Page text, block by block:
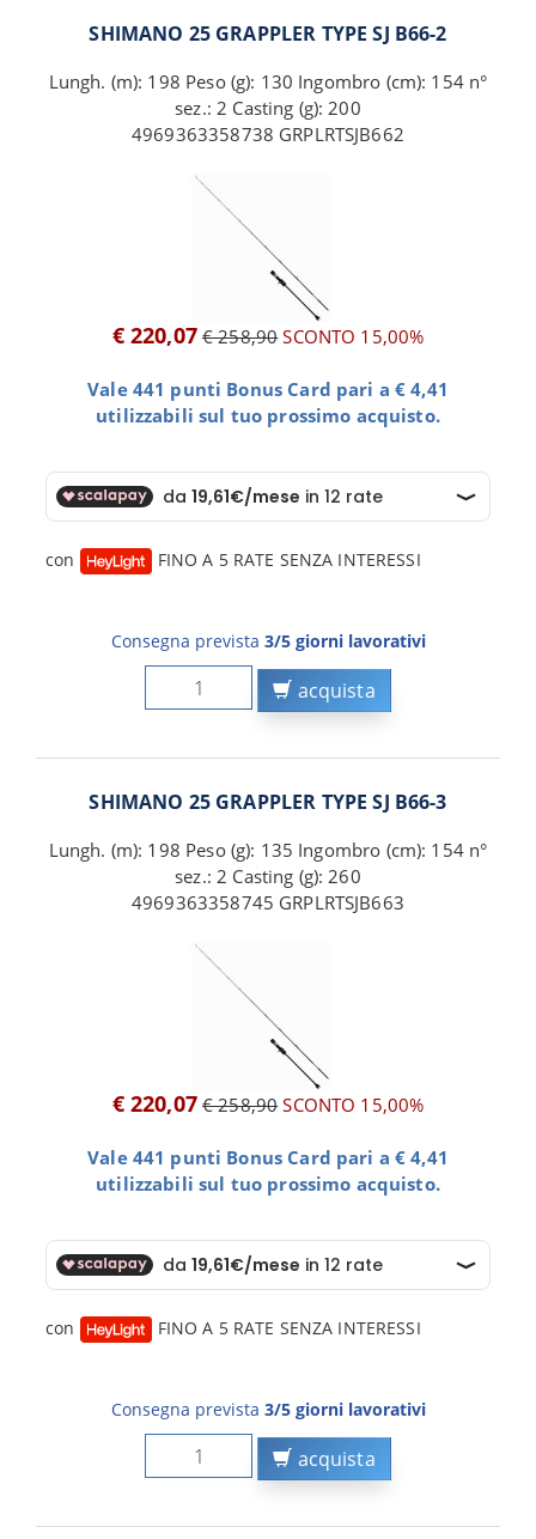
SHIMANO 25 GRAPPLER TYPE SJ B66-2
Lungh. (m): 198 Peso (g): 130 Ingombro (cm): 154 n°
sez.: 2 Casting (g): 200
4969363358738 GRPLRTSJB662
€ 220,07 € 258,90SCONTO 15,00%
Vale 441 punti Bonus Card pari a € 4,41
utilizzabili sul tuo prossimo acquisto.
con FINO A 5 RATE SENZA INTERESSI
Consegna prevista 3/5 giorni lavorativi
acquista
SHIMANO 25 GRAPPLER TYPE SJ B66-3
Lungh. (m): 198 Peso (g): 135 Ingombro (cm): 154 n°
sez.: 2 Casting (g): 260
4969363358745 GRPLRTSJB663
€ 220,07 € 258,90SCONTO 15,00%
Vale 441 punti Bonus Card pari a € 4,41
utilizzabili sul tuo prossimo acquisto.
con FINO A 5 RATE SENZA INTERESSI
Consegna prevista 3/5 giorni lavorativi
acquista